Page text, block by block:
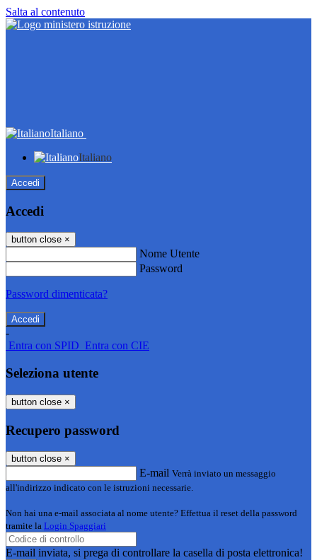
Salta al contenuto
Italiano
Italiano
Accedi
Accedi
button close ×
Nome Utente
Password
Password dimenticata?
-
Entra con SPID Entra con CIE
Seleziona utente
button close ×
Recupero password
button close ×
E-mail Verrà inviato un messaggio
all'indirizzo indicato con le istruzioni necessarie.
Non hai una e-mail associata al nome utente? Effettua il reset della password
tramite la Login Spaggiari
E-mail inviata, si prega di controllare la casella di posta elettronica!